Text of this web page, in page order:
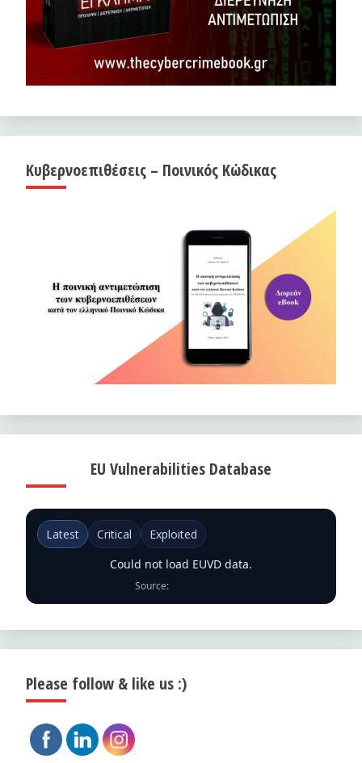
Κυβερνοεπιθέσεις – Ποινικός Κώδικας
EU Vulnerabilities Database
Latest Critical
Exploited
Could not load EUVD data.
Source:
Please follow & like us :)